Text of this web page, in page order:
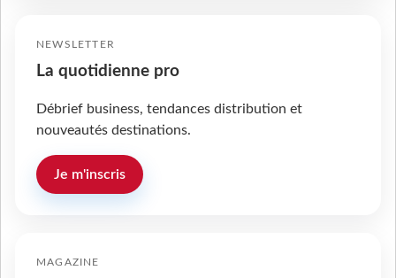
NEWSLETTER
La quotidienne pro
Débrief business, tendances distribution et
nouveautés destinations.
Je m'inscris
MAGAZINE